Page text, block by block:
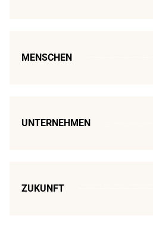
MENSCHEN
UNTERNEHMEN
ZUKUNFT